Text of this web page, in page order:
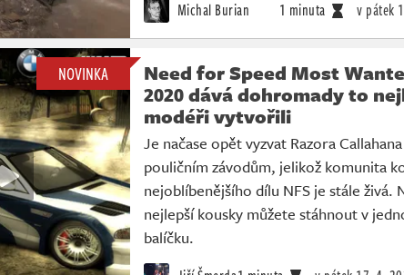
Michal Burian 1 minuta v pátek
NOVINKA
Need for Speed Most
2020 dává dohromady to
modéři vytvořili
Je načase opět vyzvat Razora
pouličním závodům, jelikož komunita
nejoblíbenějšího dílu NFS je stále živá.
nejlepší kousky můžete stáhnout v
balíčku.